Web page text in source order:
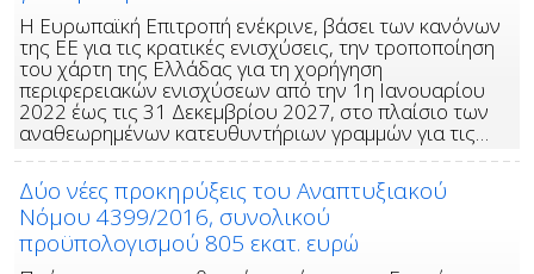
Η Ευρωπαϊκή Επιτροπή ενέκρινε, βάσει των κανόνων
της ΕΕ για τις κρατικές ενισχύσεις, την τροποποίηση
του χάρτη της Ελλάδας για τη χορήγηση
περιφερειακών ενισχύσεων από την 1η Ιανουαρίου
2022 έως τις 31 Δεκεμβρίου 2027, στο πλαίσιο των
αναθεωρημένων κατευθυντήριων γραμμών για τις…
Δύο νέες προκηρύξεις του Αναπτυξιακού
Νόμου 4399/2016, συνολικού
προϋπολογισμού 805 εκατ. ευρώ